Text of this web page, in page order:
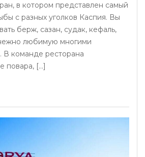
в котором представлен самый
с разных уголков Каспия. Вы
берж, сазан, судак, кефаль,
любимую многими
В команде ресторана
повара, [...]